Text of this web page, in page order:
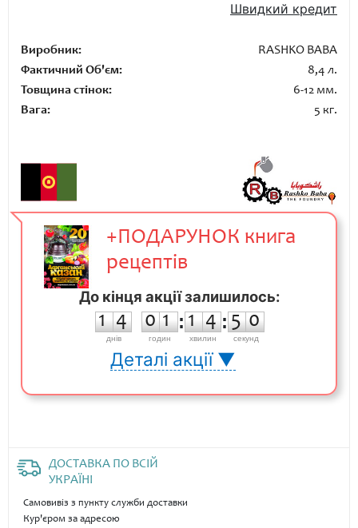
Швидкий кредит
Виробник:
RASHKO BABA
Фактичний Об'єм:
8,4 л.
Товщина стінок:
6-12 мм.
Вага:
5 кг.
+ПОДАРУНОК книга
рецептів
До кінця акції залишилось:
1
1
4
4
днiв
0
0
1
1
годин
:
1
1
4
4
хвилин
:
5
5
0
0
секунд
Деталі акції ▼
ДОСТАВКА ПО ВСІЙ
УКРАЇНІ
Самовивіз з пункту служби доставки
Кур'єром за адресою